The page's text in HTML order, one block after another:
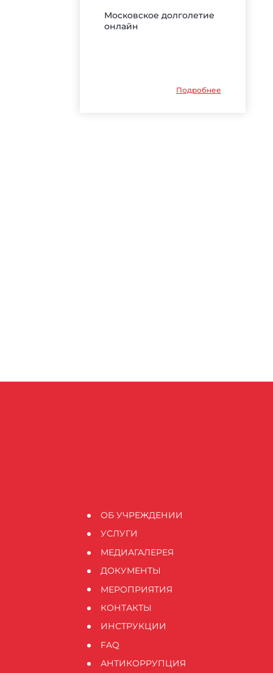
Московское долголетие
онлайн
Подробнее
ОБ УЧРЕЖДЕНИИ
УСЛУГИ
МЕДИАГАЛЕРЕЯ
ДОКУМЕНТЫ
МЕРОПРИЯТИЯ
КОНТАКТЫ
ИНСТРУКЦИИ
FAQ
АНТИКОРРУПЦИЯ